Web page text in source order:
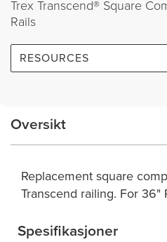
Trex Transcend® Square
Rails
RESOURCES
Oversikt
Replacement square
Transcend railing. For 36"
Spesifikasjoner